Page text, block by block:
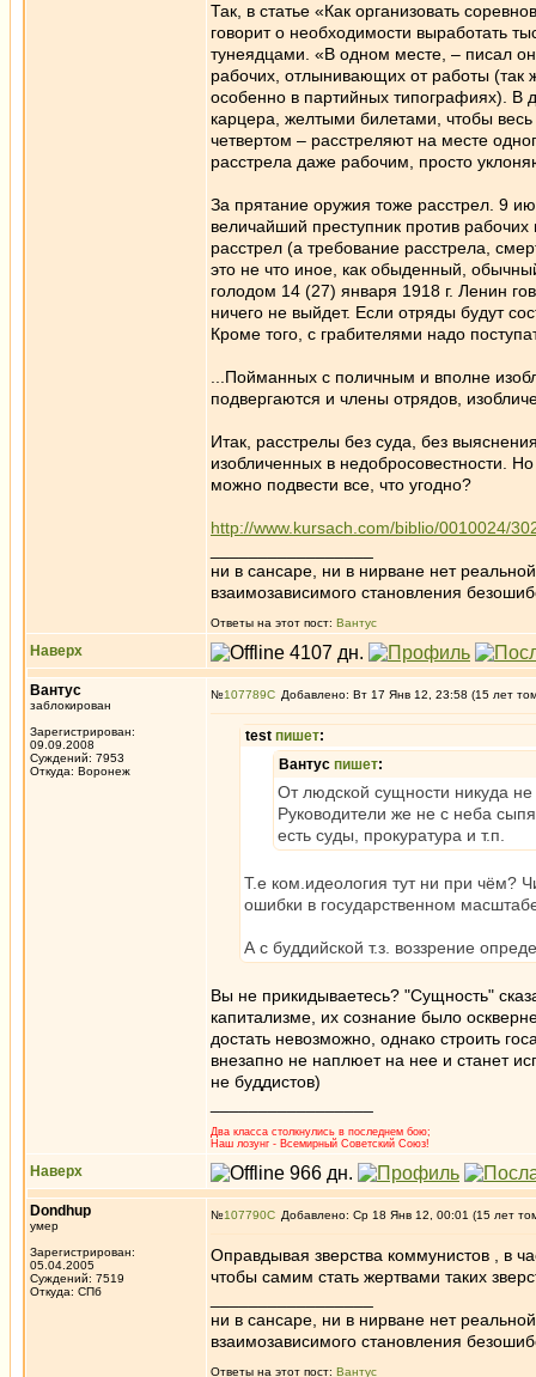
Так, в статье «Как организовать
говорит о необходимости выработать
тунеядцами. «В одном месте, – писал
рабочих, отлынивающих от работы (так
особенно в партийных типографиях). В
карцера, желтыми билетами, чтобы
четвертом – расстреляют на месте
расстрела даже рабочим, просто
За прятание оружия тоже расстрел. 9
величайший преступник против
расстрел (а требование расстрела,
это не что иное, как обыденный,
голодом 14 (27) января 1918 г. Ленин
ничего не выйдет. Если отряды будут
Кроме того, с грабителями надо
...Пойманных с поличным и вполне
подвергаются и члены отрядов,
Итак, расстрелы без суда, без
изобличенных в недобросовестности.
можно подвести все, что угодно?
http://www.kursach.com/biblio/0010024/
ни в сансаре, ни в нирване нет
взаимозависимого становления
Ответы на этот пост: Вантус
Наверх
Вантус
заблокирован
Зарегистрирован:
09.09.2008
Суждений: 7953
Откуда: Воронеж
№107789 Добавлено: Вт 17 Янв 12, 23:58 (15 лет
test пишет:
Вантус пишет:
От людской сущности никуда
Руководители же не с неба
есть суды, прокуратура и т.п.
Т.е ком.идеология тут ни при чём?
ошибки в государственном
А с буддийской т.з. воззрение
Вы не прикидываетесь? "Сущность"
капитализме, их сознание было
достать невозможно, однако строить
внезапно не наплюет на нее и станет
не буддистов)
Два класса столкнулись в последнем бою;
Наш лозунг - Всемирный Советский Союз!
Наверх
Dondhup
умер
Зарегистрирован:
05.04.2005
Суждений: 7519
Откуда: СПб
№107790 Добавлено: Ср 18 Янв 12, 00:01 (15 лет
Оправдывая зверства коммунистов , в
чтобы самим стать жертвами таких
ни в сансаре, ни в нирване нет
взаимозависимого становления
Ответы на этот пост: Вантус